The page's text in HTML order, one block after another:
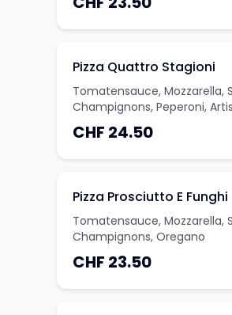
Pizza Quattro Stagioni
Tomatensauce, Mozzarella,
Champignons, Peperoni,
CHF 24.50
Pizza Prosciutto E Funghi
Tomatensauce, Mozzarella,
Champignons, Oregano
CHF 23.50